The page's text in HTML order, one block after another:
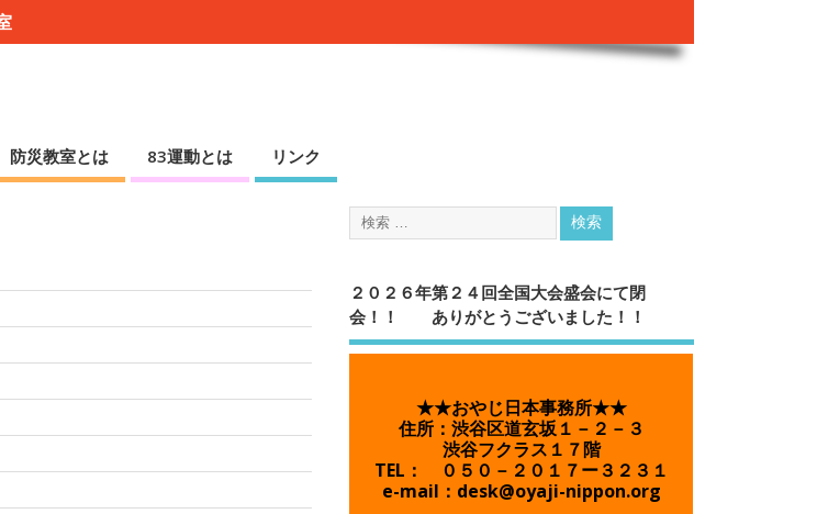
防災教室とは 83運動とは リンク
２０２６年第２４回全国大会盛会にて閉
会！！ ありがとうございました！！
★★おやじ日本事務所★★
住所：渋谷区道玄坂１－２－３
渋谷フクラス１７階
TEL： ０５０－２０１７ー３２３１
e-mail：desk@oyaji-nippon.org